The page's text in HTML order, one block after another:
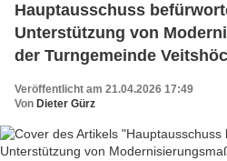
Hauptausschuss
Unterstützung von
der Turngemeinde
Veröffentlicht am 21.04.2026 17:49
Von Dieter Gürz